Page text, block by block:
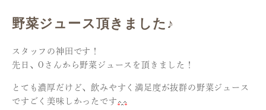
野菜ジュース頂きました♪
スタッフの神田です！
先日、Oさんから野菜ジュースを頂きました！
とても濃厚だけど、飲みやすく満足度が抜群の野菜ジュース
ですごく美味しかったです